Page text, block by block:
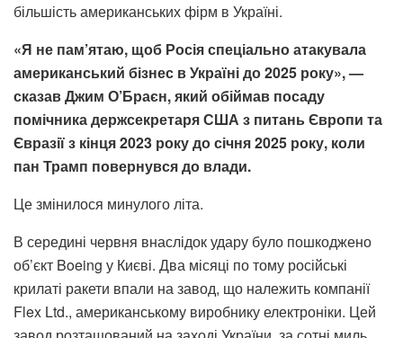
більшість американських фірм в Україні.
«Я не пам’ятаю, щоб Росія спеціально атакувала
американський бізнес в Україні до 2025 року», —
сказав Джим О’Браєн, який обіймав посаду
помічника держсекретаря США з питань Європи та
Євразії з кінця 2023 року до січня 2025 року, коли
пан Трамп повернувся до влади.
Це змінилося минулого літа.
В середині червня внаслідок удару було пошкоджено
об’єкт Boeing у Києві. Два місяці по тому російські
крилаті ракети впали на завод, що належить компанії
Flex Ltd., американському виробнику електроніки. Цей